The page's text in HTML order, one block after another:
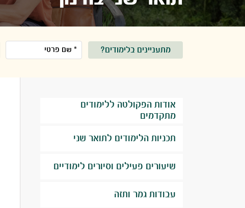
מתעניינים בלימודים?
אודות הפקולטה ללימודים
מתקדמים
תכניות הלימודים לתואר שני
שיעורים פעילים וסיורים לימודיים
עבודות גמר ותזה